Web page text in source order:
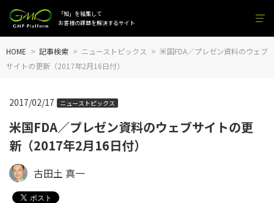
「知」を結集して
お客様の課題を解決するサイト
HOME 記事検索 ニューストピックス
米国FDA／プレゼン資料のウェブ
サイトの更新（2017年2月16日付）
米国FDA／プレゼン資料のウェブサイトの更
新（2017年2月16日付）
2017/02/17 ニューストピックス
古田土 真一